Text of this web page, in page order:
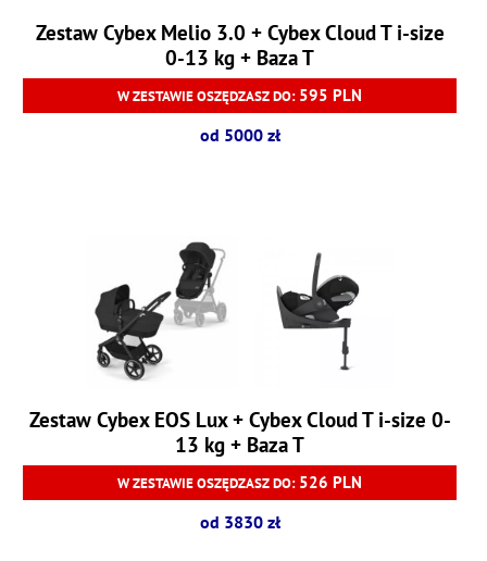
Zestaw Cybex Melio 3.0 + Cybex Cloud T i-size
0-13 kg + Baza T
W ZESTAWIE OSZĘDZASZ DO: 595 PLN
od 5000 zł
Zestaw Cybex EOS Lux + Cybex Cloud T i-size 0-
13 kg + Baza T
W ZESTAWIE OSZĘDZASZ DO: 526 PLN
od 3830 zł